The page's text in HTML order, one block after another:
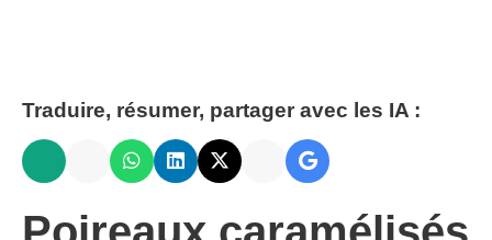
Traduire, résumer, partager avec les IA :